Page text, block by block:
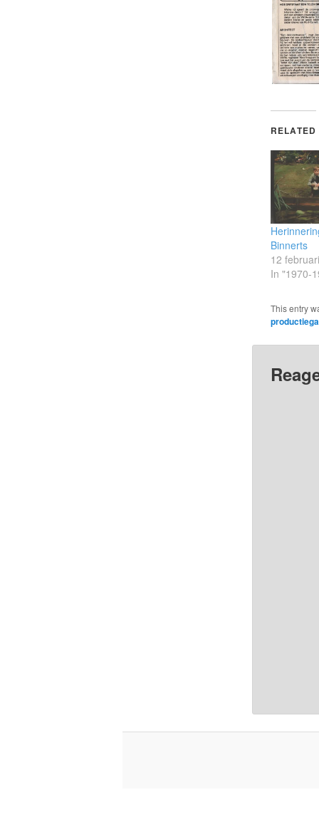
RELATED
Binnerts
12
In "1970-
This entry